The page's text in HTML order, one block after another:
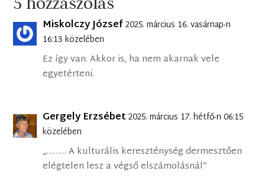
Miskolczy József2025. március 16. vasárnap-n
16:13 közelében
Ez így van. Akkor is, ha nem akarnak vele
egyetérteni.
Gergely Erzsébet2025. március 17. hétfő-n 06:15
közelében
„……… A kulturális kereszténység dermesztően
elégtelen lesz a végső elszámolásnál”